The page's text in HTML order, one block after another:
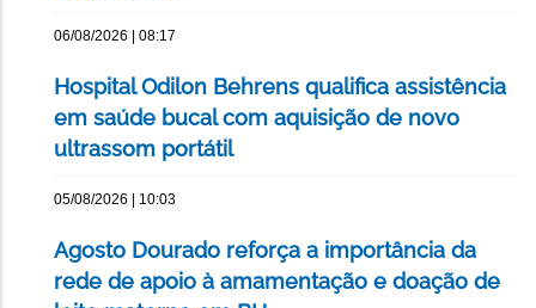
06/08/2026 | 08:17
Hospital Odilon Behrens qualifica assistência
em saúde bucal com aquisição de novo
ultrassom portátil
05/08/2026 | 10:03
Agosto Dourado reforça a importância da
rede de apoio à amamentação e doação de